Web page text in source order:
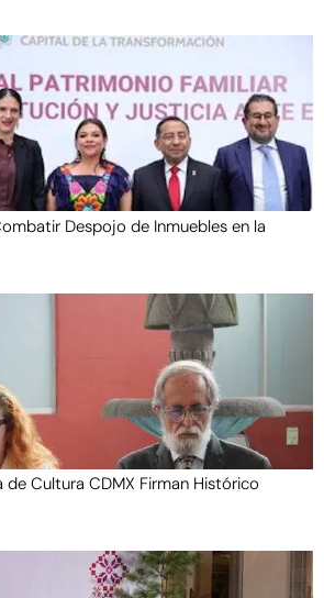
Despojo de Inmuebles en la
de Cultura CDMX Firman Histórico